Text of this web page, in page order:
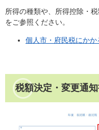
所得の種類や、所得控除・
をご参照ください。
個人市・府民税にか
税額決定・変更通